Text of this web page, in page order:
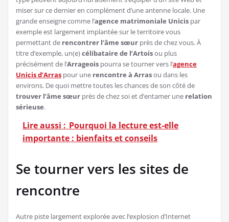
miser sur ce dernier en complément d’une antenne locale. Une
grande enseigne comme l’agence matrimoniale Unicis par
exemple est largement implantée sur le territoire vous
permettant de rencontrer l’âme sœur près de chez vous. À
titre d’exemple, un(e)célibataire de l’Artoisou plus
précisément de l’Arrageois pourra se tourner vers l’agence
Unicis d’Arras pour une rencontre à Arrasou dans les
environs. De quoi mettre toutes les chances de son côté de
trouver l’âme sœur près de chez soi et d’entamer une relation
sérieuse.
Lire aussi : Pourquoi la lecture est-elle
importante : bienfaits et conseils
Se tourner vers les sites de
rencontre
Autre piste largement explorée avec l’explosion d’Internet